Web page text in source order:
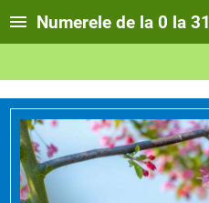
Numerele de la 0 la 31